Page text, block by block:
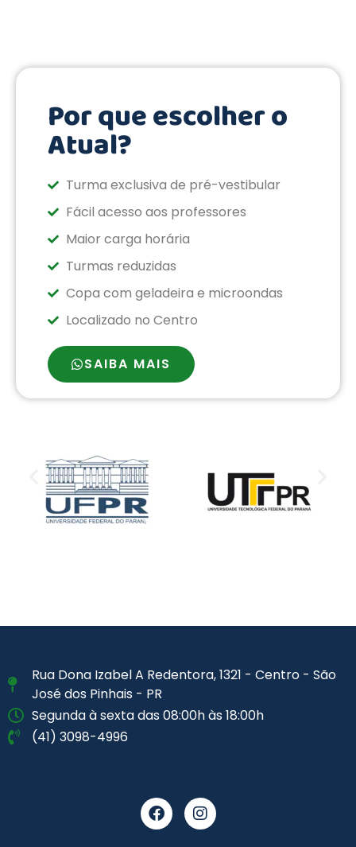
Por que escolher o
Atual?
Turma exclusiva de pré-vestibular
Fácil acesso aos professores
Maior carga horária
Turmas reduzidas
Copa com geladeira e microondas
Localizado no Centro
SAIBA MAIS
Rua Dona Izabel A Redentora, 1321 - Centro - São
José dos Pinhais - PR
Segunda à sexta das 08:00h às 18:00h
(41) 3098-4996